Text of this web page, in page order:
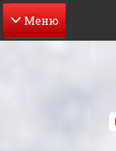
Перейти